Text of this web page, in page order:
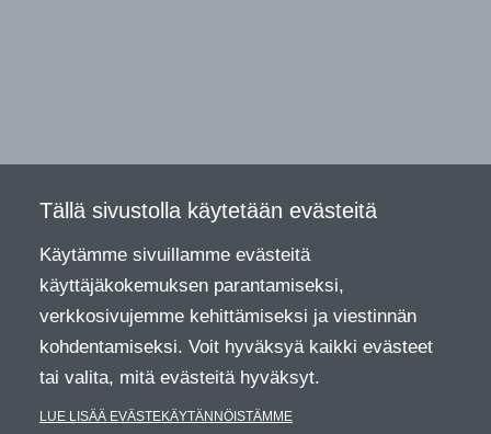
Tällä sivustolla käytetään evästeitä
Käytämme sivuillamme evästeitä
käyttäjäkokemuksen parantamiseksi,
verkkosivujemme kehittämiseksi ja viestinnän
kohdentamiseksi. Voit hyväksyä kaikki evästeet
tai valita, mitä evästeitä hyväksyt.
LUE LISÄÄ EVÄSTEKÄYTÄNNÖISTÄMME